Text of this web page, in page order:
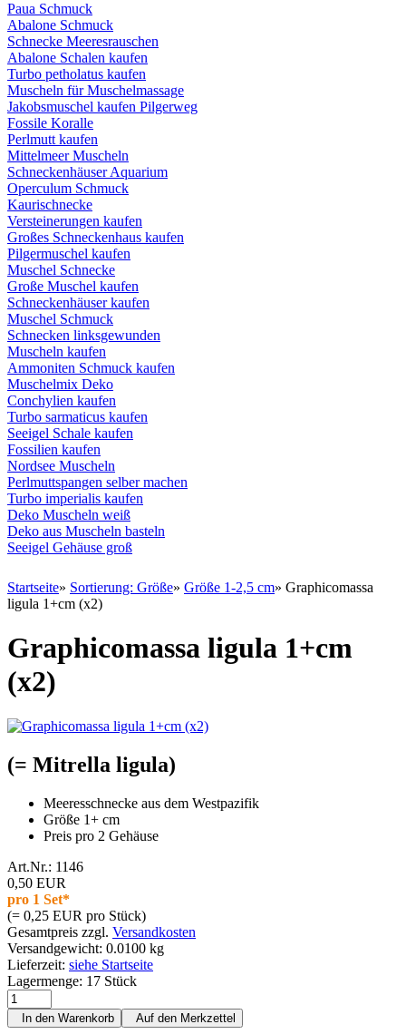
Paua Schmuck
Abalone Schmuck
Schnecke Meeresrauschen
Abalone Schalen kaufen
Turbo petholatus kaufen
Muscheln für Muschelmassage
Jakobsmuschel kaufen Pilgerweg
Fossile Koralle
Perlmutt kaufen
Mittelmeer Muscheln
Schneckenhäuser Aquarium
Operculum Schmuck
Kaurischnecke
Versteinerungen kaufen
Großes Schneckenhaus kaufen
Pilgermuschel kaufen
Muschel Schnecke
Große Muschel kaufen
Schneckenhäuser kaufen
Muschel Schmuck
Schnecken linksgewunden
Muscheln kaufen
Ammoniten Schmuck kaufen
Muschelmix Deko
Conchylien kaufen
Turbo sarmaticus kaufen
Seeigel Schale kaufen
Fossilien kaufen
Nordsee Muscheln
Perlmuttspangen selber machen
Turbo imperialis kaufen
Deko Muscheln weiß
Deko aus Muscheln basteln
Seeigel Gehäuse groß
Startseite» Sortierung: Größe» Größe 1-2,5 cm» Graphicomassa
ligula 1+cm (x2)
Graphicomassa ligula 1+cm
(x2)
(= Mitrella ligula)
Meeresschnecke aus dem Westpazifik
Größe 1+ cm
Preis pro 2 Gehäuse
Art.Nr.: 1146
0,50 EUR
pro 1 Set*
(= 0,25 EUR pro Stück)
Gesamtpreis zzgl. Versandkosten
Versandgewicht: 0.0100 kg
Lieferzeit: siehe Startseite
Lagermenge: 17 Stück
In den Warenkorb Auf den Merkzettel